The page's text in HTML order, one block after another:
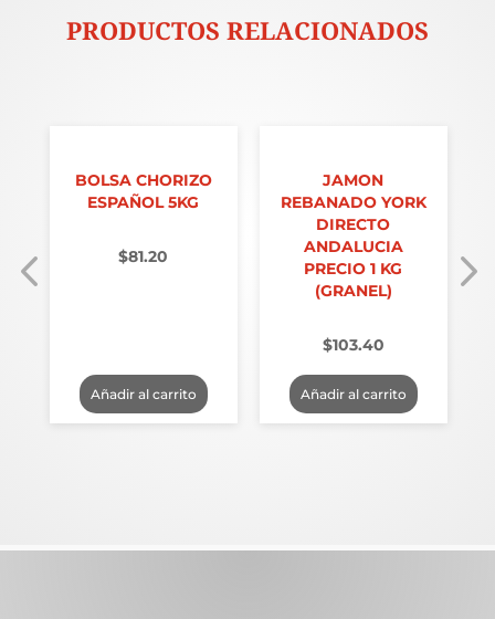
PRODUCTOS RELACIONADOS
BOLSA CHORIZO
ESPAÑOL 5KG
$81.20
Añadir al carrito
JAMON
REBANADO YORK
DIRECTO
ANDALUCIA
PRECIO 1 KG
(GRANEL)
$103.40
Añadir al carrito